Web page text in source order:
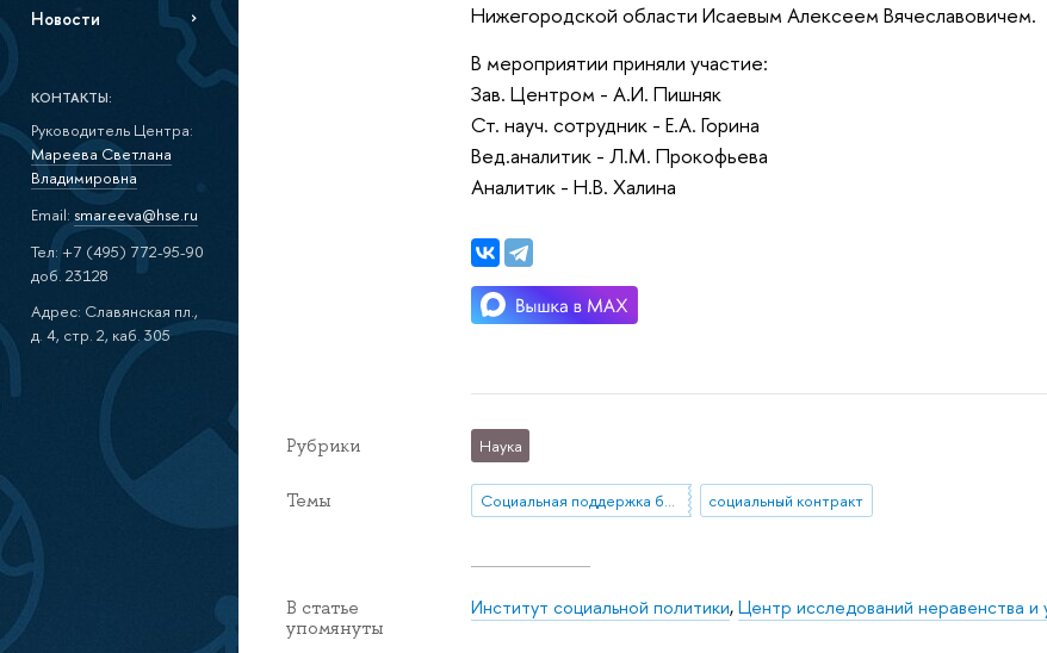
Новости
КОНТАКТЫ:
Руководитель Центра:
Мареева Светлана
Владимировна
Email: smareeva@hse.ru
Тел: +7 (495) 772-95-90
доб. 23128
Адрес: Славянская пл.,
д. 4, стр. 2, каб. 305
Нижегородской области Исаевым Алексеем Вячеславовичем.
В мероприятии приняли участие:
Зав. Центром - А.И. Пишняк
Ст. науч. сотрудник - Е.А. Горина
Вед.аналитик - Л.М. Прокофьева
Аналитик - Н.В. Халина
Рубрики Наука
Темы Социальная поддержка бедных социальный контракт
В статье
упомянуты
Институт социальной политики,Центр исследований неравенства и